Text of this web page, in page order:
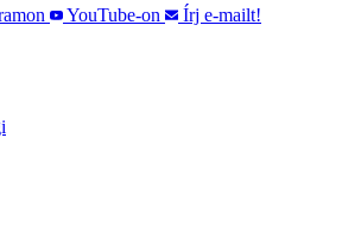
YouTube-on
Írj e-mailt!